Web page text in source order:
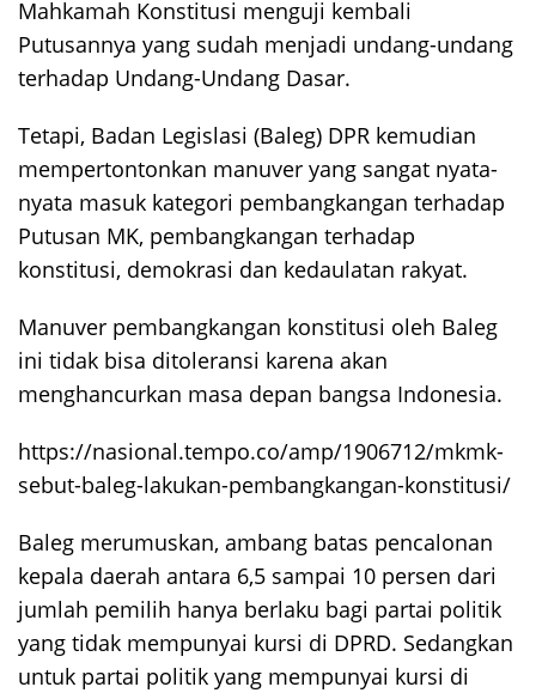
Mahkamah Konstitusi menguji kembali
Putusannya yang sudah menjadi undang-undang
terhadap Undang-Undang Dasar.
Tetapi, Badan Legislasi (Baleg) DPR kemudian
mempertontonkan manuver yang sangat nyata-
nyata masuk kategori pembangkangan terhadap
Putusan MK, pembangkangan terhadap
konstitusi, demokrasi dan kedaulatan rakyat.
Manuver pembangkangan konstitusi oleh Baleg
ini tidak bisa ditoleransi karena akan
menghancurkan masa depan bangsa Indonesia.
https://nasional.tempo.co/amp/1906712/mkmk-
sebut-baleg-lakukan-pembangkangan-konstitusi/
Baleg merumuskan, ambang batas pencalonan
kepala daerah antara 6,5 sampai 10 persen dari
jumlah pemilih hanya berlaku bagi partai politik
yang tidak mempunyai kursi di DPRD. Sedangkan
untuk partai politik yang mempunyai kursi di